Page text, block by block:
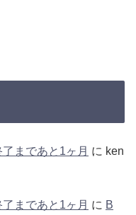
まであと1ヶ月 に ken
まであと1ヶ月 に B